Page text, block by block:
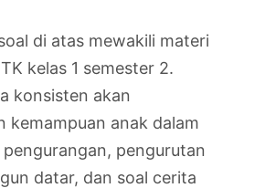
di atas mewakili materi
kelas 1 semester 2.
konsisten akan
kemampuan anak dalam
pengurutan
datar, dan soal cerita